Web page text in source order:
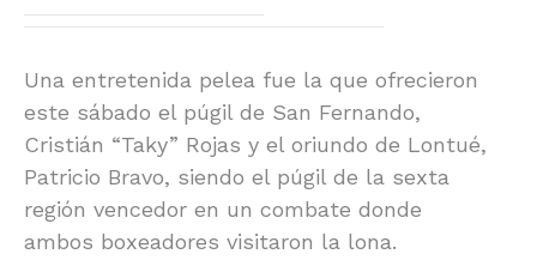
Una entretenida pelea fue la que ofrecieron
este sábado el púgil de San Fernando,
Cristián “Taky” Rojas y el oriundo de Lontué,
Patricio Bravo, siendo el púgil de la sexta
región vencedor en un combate donde
ambos boxeadores visitaron la lona.